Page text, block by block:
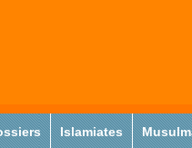
Islamiates